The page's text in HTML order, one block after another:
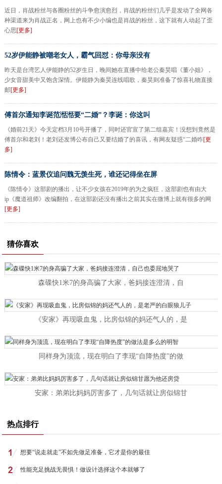
近日，肖战粉丝与各圈粉丝的斗争愈演愈烈，肖战的粉丝们几乎是发动了全网各
种渠道来为肖战正名，网上也有不少小编也是肖战的粉丝，这下就有人动起了歪
心思[更多]
52岁伊能静被嘲老女人，霸气回怼：你母亲没有
昨天是台湾艺人伊能静的52岁生日，晚间她在直播中给老公秦昊唱《董小姐》，
少女音甜美中又饱含深情。伊能静为秦昊连线唱歌，秦昊则准备了惊喜礼物直接
邮[更多]
傅首尔通知李诞范湉湉要“二婚”？李诞：你这叫
《婚前21天》今天定档3月10号开播了，同时还官宣了第二组嘉宾！没想到竟然是
傅首尔和老刘！老刘还发博公布自己又要结婚了的喜讯，有网友疑惑“二婚咋[更
多]
陈情令：蓝景仪追问魏无羡生死，谁还记得坐在屏
《陈情令》这部剧的播出，让不少女孩在2019年的为之疯狂，这部剧也有由大
ip《魔道祖师》改编翻拍，在这部剧还没有播出之前其实在微博上就有很多的网
[更多]
猜你喜欢
森碟快1米7的身高骗了大家，爸妈接连澄清，自
《安家》再现吸血鬼，比房似锦的妈还气人的，是
同样身为顶流，现在明白了李现“自降热度”的做
安家：弟弟比妈妈厉害多了，几句话就让房似锦甘
热点排行
想要“说走就走”不如先做足准备，它才是你的最佳
性能充足挑战无畏惧！做设计选择这个本就够了